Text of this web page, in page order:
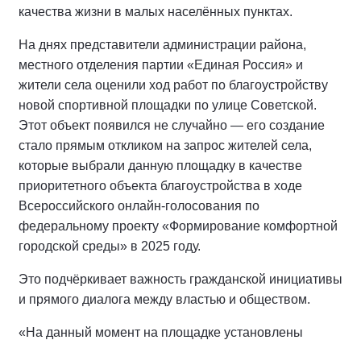
качества жизни в малых населённых пунктах.
На днях представители администрации района,
местного отделения партии «Единая Россия» и
жители села оценили ход работ по благоустройству
новой спортивной площадки по улице Советской.
Этот объект появился не случайно — его создание
стало прямым откликом на запрос жителей села,
которые выбрали данную площадку в качестве
приоритетного объекта благоустройства в ходе
Всероссийского онлайн-голосования по
федеральному проекту «Формирование комфортной
городской среды» в 2025 году.
Это подчёркивает важность гражданской инициативы
и прямого диалога между властью и обществом.
«На данный момент на площадке установлены